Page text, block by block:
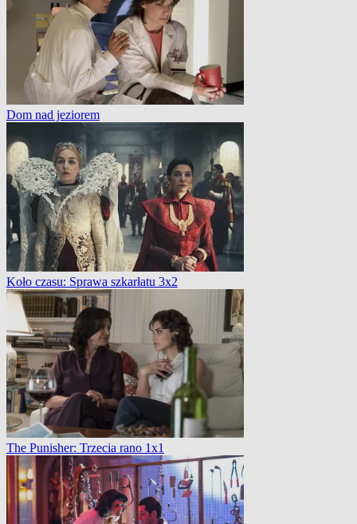
Dom nad jeziorem
Koło czasu: Sprawa szkarłatu 3x2
The Punisher: Trzecia rano 1x1